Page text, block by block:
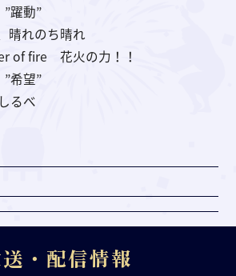
躍動”
れのち晴れ
of fire 花火の力！！
希望”
るべ
・配信情報